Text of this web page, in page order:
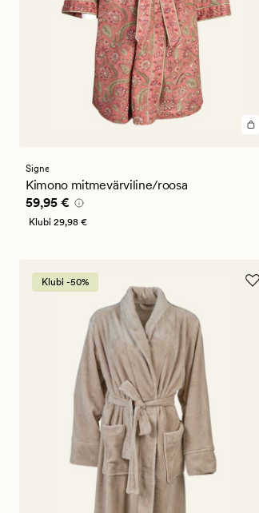
Signe
Kimono mitmevärviline/roosa
Pris_ee 59,95 €
59,95 €
Klubi 29,98 €
Klubi -50%